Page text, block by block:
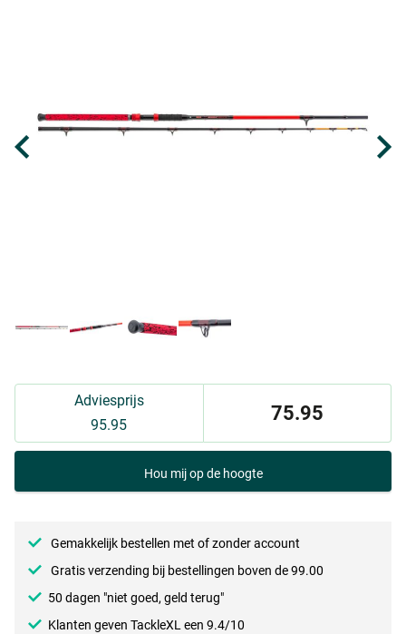
Adviesprijs
95.95
75.95
Hou mij op de hoogte
Gemakkelijk bestellen met of zonder account
Gratis verzending bij bestellingen boven de 99.00
50 dagen "niet goed, geld terug"
Klanten geven TackleXL een 9.4/10